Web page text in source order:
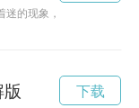
迷的现象，其奇特的特性
下载